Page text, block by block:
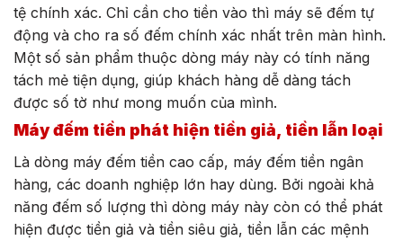
tệ chính xác. Chỉ cần cho tiền vào thì máy sẽ đếm tự
động và cho ra số đếm chính xác nhất trên màn hình.
Một số sản phẩm thuộc dòng máy này có tính năng
tách mẻ tiện dụng, giúp khách hàng dễ dàng tách
được số tờ như mong muốn của mình.
Máy đếm tiền phát hiện tiền giả, tiền lẫn loại
Là dòng máy đếm tiền cao cấp, máy đếm tiền ngân
hàng, các doanh nghiệp lớn hay dùng. Bởi ngoài khả
năng đếm số lượng thì dòng máy này còn có thể phát
hiện được tiền giả và tiền siêu giả, tiền lẫn các mệnh